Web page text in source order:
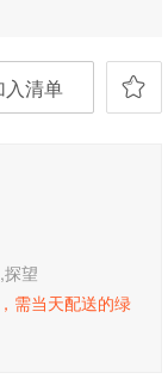
入清单
望
需当天配送的绿